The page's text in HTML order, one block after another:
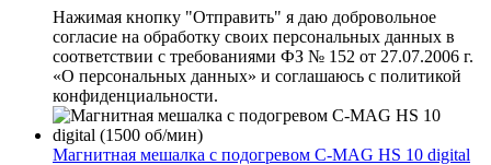
Нажимая кнопку "Отправить" я даю добровольное
согласие на обработку своих персональных данных в
соответствии с требованиями ФЗ № 152 от 27.07.2006 г.
«О персональных данных» и соглашаюсь с политикой
конфиденциальности.
Магнитная мешалка с подогревом C-MAG HS 10 digital